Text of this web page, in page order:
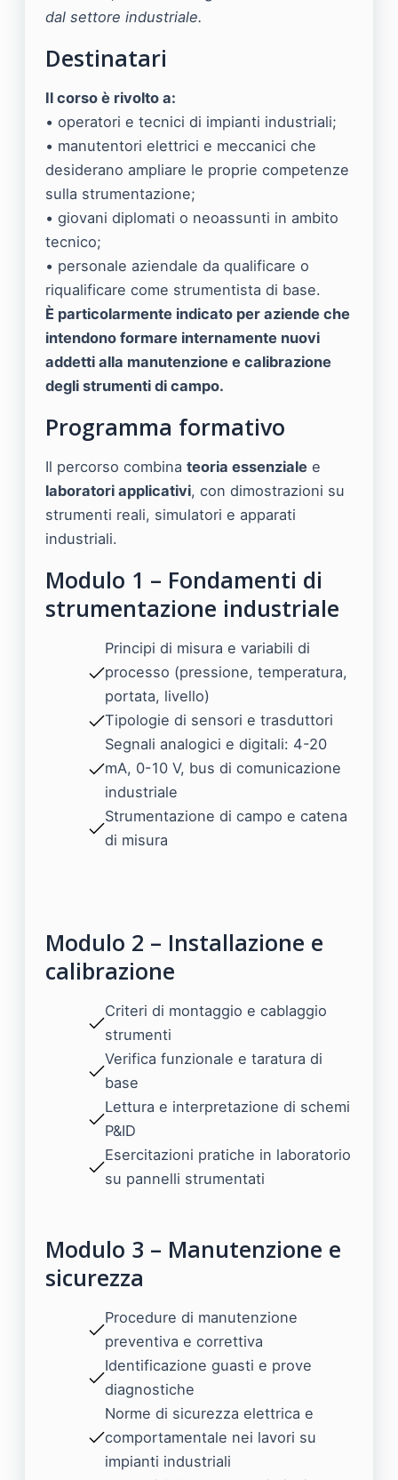
dal settore industriale.
Destinatari
Il corso è rivolto a:
• operatori e tecnici di impianti industriali;
• manutentori elettrici e meccanici che
desiderano ampliare le proprie competenze
sulla strumentazione;
• giovani diplomati o neoassunti in ambito
tecnico;
• personale aziendale da qualificare o
riqualificare come strumentista di base.
È particolarmente indicato per aziende che
intendono formare internamente nuovi
addetti alla manutenzione e calibrazione
degli strumenti di campo.
Programma formativo
Il percorso combina teoria essenziale e
laboratori applicativi, con dimostrazioni su
strumenti reali, simulatori e apparati
industriali.
Modulo 1 – Fondamenti di
strumentazione industriale
Principi di misura e variabili di
processo (pressione, temperatura,
portata, livello)
Tipologie di sensori e trasduttori
Segnali analogici e digitali: 4-20
mA, 0-10 V, bus di comunicazione
industriale
Strumentazione di campo e catena
di misura
Modulo 2 – Installazione e
calibrazione
Criteri di montaggio e cablaggio
strumenti
Verifica funzionale e taratura di
base
Lettura e interpretazione di schemi
P&ID
Esercitazioni pratiche in laboratorio
su pannelli strumentati
Modulo 3 – Manutenzione e
sicurezza
Procedure di manutenzione
preventiva e correttiva
Identificazione guasti e prove
diagnostiche
Norme di sicurezza elettrica e
comportamentale nei lavori su
impianti industriali